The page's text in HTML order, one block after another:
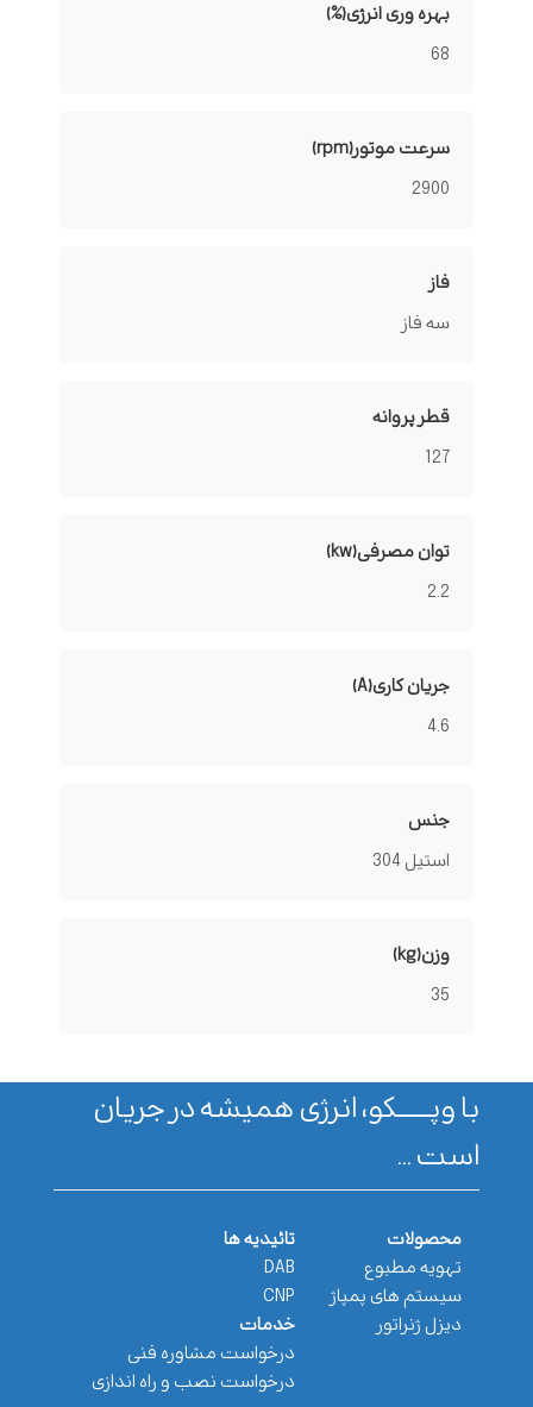
بهره وری انرژی(%)
68
سرعت موتور(rpm)
2900
فاز
سه فاز
قطر پروانه
127
توان مصرفی(kw)
2.2
جریان کاری(A)
4.6
جنس
استیل 304
وزن(kg)
35
با وپـــــــکو، انرژی همیشه در جریان
است ...
محصولات
تهویه مطبوع
سیستم های پمپاژ
دیزل ژنراتور
تائیدیه ها
DAB
CNP
خدمات
درخواست مشاوره فنی
درخواست نصب و راه اندازی